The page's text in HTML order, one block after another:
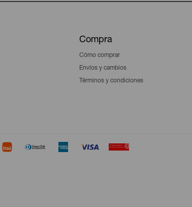
Compra
Cómo comprar
Envíos y cambios
Términos y condiciones